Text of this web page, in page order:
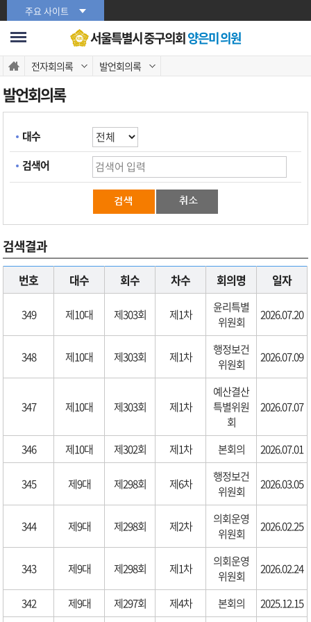
본문바로가기
주요 사이트
서울특별시 중구의회양은미 의원
전자회의록 발언회의록
발언회의록
대수
검색어
검색결과
번호 대수 회수 차수 회의명 일자
349 제10대 제303회 제1차
윤리특별
위원회
2026.07.20
348 제10대 제303회 제1차
행정보건
위원회
2026.07.09
347 제10대 제303회 제1차
예산결산
특별위원
회
2026.07.07
346 제10대 제302회 제1차 본회의 2026.07.01
345 제9대 제298회 제6차
행정보건
위원회
2026.03.05
344 제9대 제298회 제2차
의회운영
위원회
2026.02.25
343 제9대 제298회 제1차
의회운영
위원회
2026.02.24
342 제9대 제297회 제4차 본회의 2025.12.15